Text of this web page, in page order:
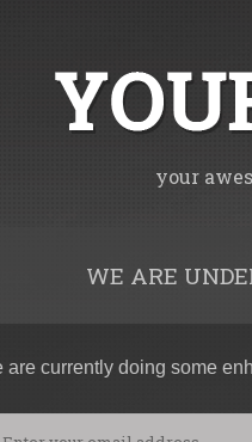
your
WE ARE
are currently doing some